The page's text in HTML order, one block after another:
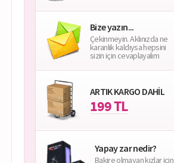
Bize yazın...
Çekinmeyin. Aklınızda ne
karanlık kaldıysa hepsini
sizin için cevaplayalım
ARTIK KARGO DAHİL
199 TL
Yapay zar nedir?
Bakire olmayan kızlar için